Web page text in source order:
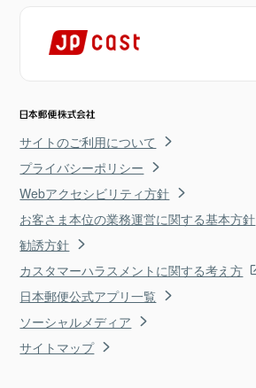
サイトのご利用について
プライバシーポリシー
Webアクセシビリティ方針
お客さま本位の業務運営に関する基本方針
勧誘方針
カスタマーハラスメントに関する考え方
日本郵便公式アプリ一覧
ソーシャルメディア
サイトマップ